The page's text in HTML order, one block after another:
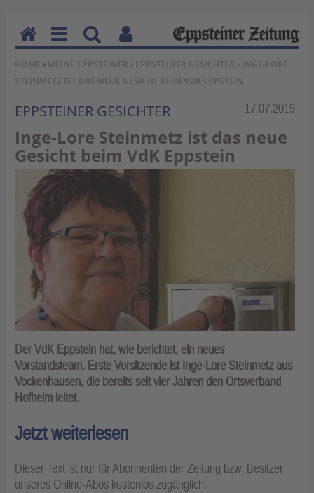
SIE BEFINDEN SICH HIER:
HOME › MEINE EPPSTEINER › EPPSTEINER GESICHTER › INGE-LORE
STEINMETZ IST DAS NEUE GESICHT BEIM VDK EPPSTEIN
Rubrik:
EPPSTEINER GESICHTER 17.07.2019
Inge-Lore Steinmetz ist das neue
Gesicht beim VdK Eppstein
Der VdK Eppstein hat, wie berichtet, ein neues
Vorstandsteam. Erste Vorsitzende ist Inge-Lore Steinmetz aus
Vockenhausen, die bereits seit vier Jahren den Ortsverband
Hofheim leitet.
Jetzt weiterlesen
Dieser Text ist nur für Abonnenten der Zeitung bzw. Besitzer
unseres Online-Abos kostenlos zugänglich.
H
o
m
e
M
en
u
Su
ch
en
Be
nu
tz
erf
un
kti
on
en